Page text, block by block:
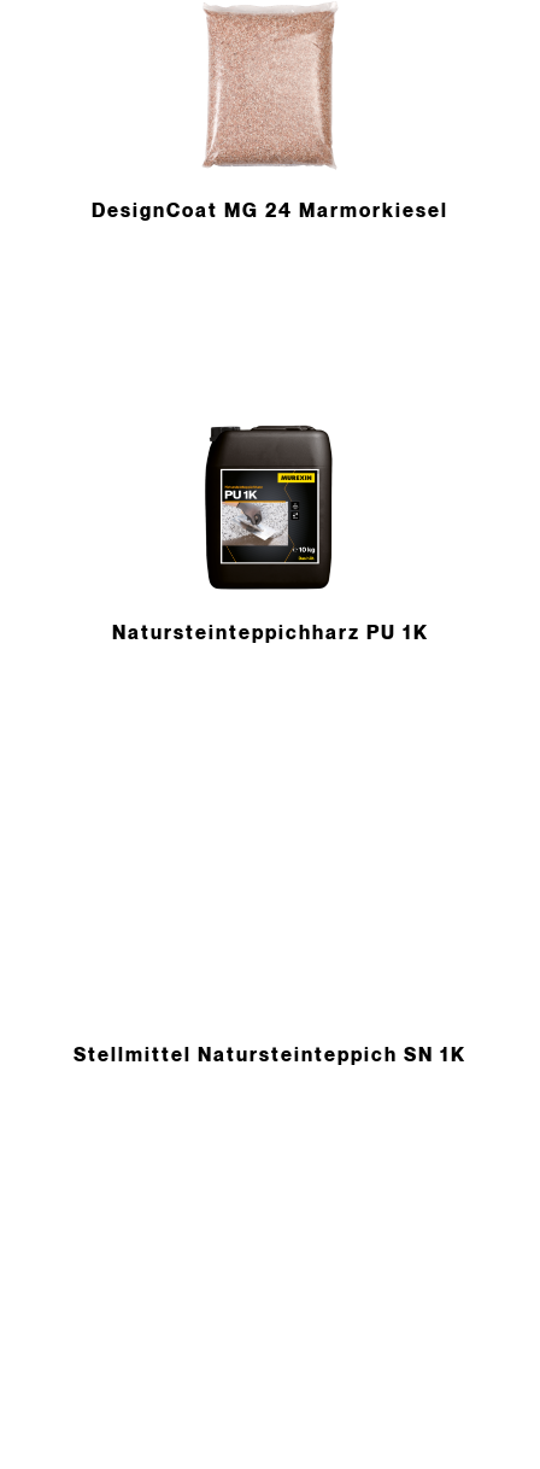
DesignCoat MG 24 Marmorkiesel
Naturstein­teppichharz PU 1K
Stellmittel Natursteinteppich SN 1K